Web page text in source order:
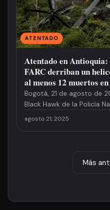
ATENTADO
Atentado en Antioquia:
FARC derriban un
al menos 12 muertos
Bogotá, 21 de agosto de 2025. – Un
Black Hawk de la Policía
derribado este juev…
agosto 21, 2025
Más